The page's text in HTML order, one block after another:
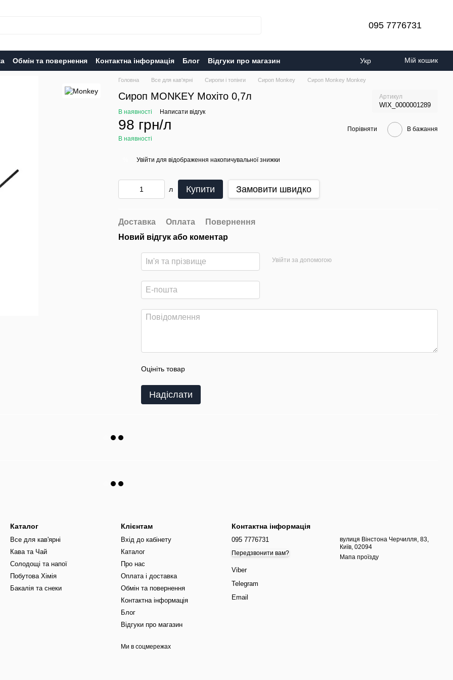
095 7776731
Обмін та повернення Контактна інформація Блог Відгуки про магазин Укр Мій кошик
Головна Все для кав'ярні Сиропи і топінги Сироп Monkey Сироп Monkey Monkey
Сироп MONKEY Мохіто 0,7л Артикул
WIX_0000001289
В наявності Написати відгук
98 грн/л
В наявності
Порівняти В бажання
Увійти для відображення накопичувальної знижки
л Купити Замовити швидко
Доставка Оплата
Повернення
Новий відгук або коментар
Увійти за допомогою
Оцініть товар
Надіслати
Каталог
Все для кав'ярні
Кава та Чай
Солодощі та напої
Побутова Хімія
Бакалія та снеки
Клієнтам
Вхід до кабінету
Каталог
Про нас
Оплата і доставка
Обмін та повернення
Контактна інформація
Блог
Відгуки про магазин
Ми в соцмережах
Контактна інформація
095 7776731
Передзвонити вам?
Viber
Telegram
Email
вулиця Вінстона Черчилля, 83,
Київ, 02094
Мапа проїзду